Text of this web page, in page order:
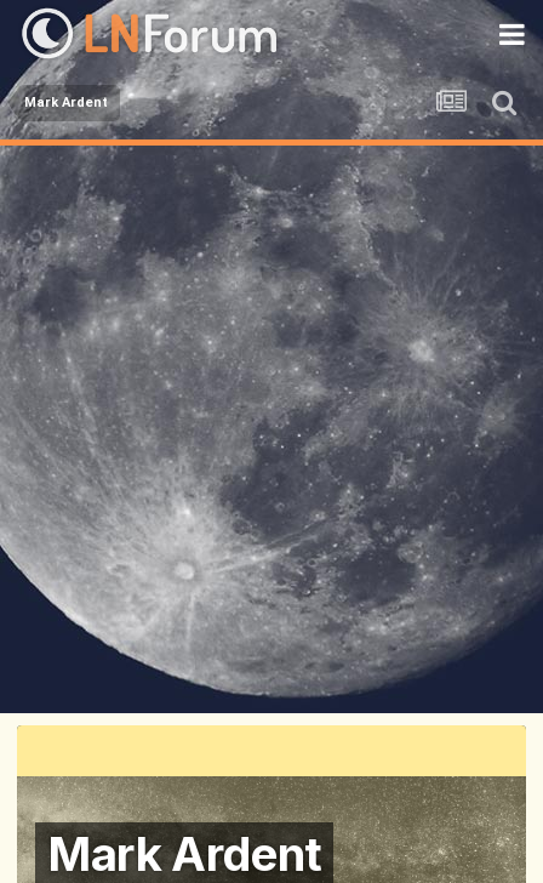
Mark Ardent
Mark Ardent